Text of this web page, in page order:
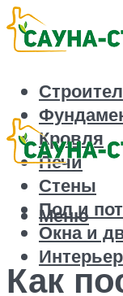
Кровля
Печи
Стены
Пол и
Окна и
Интерьер
Меню
Как